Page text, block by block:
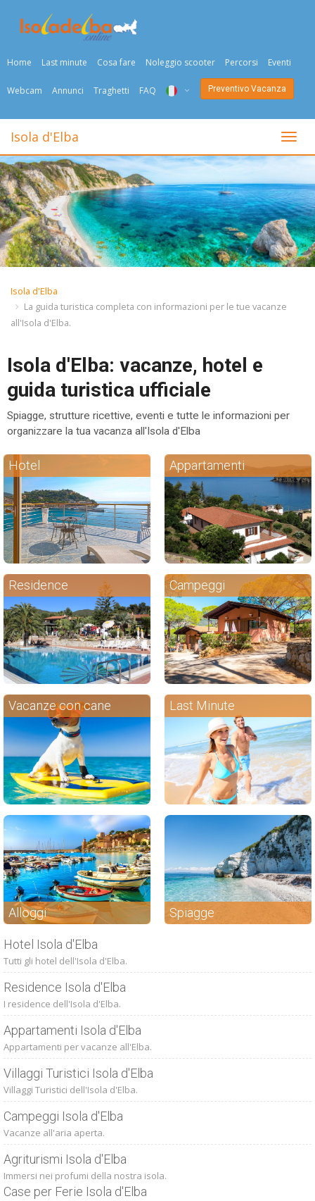
Home Last minute Cosa fare Noleggio scooter Percorsi Eventi
Webcam Annunci Traghetti FAQ
ENG
DEU
NED
FRA
DAN
SLO
Preventivo Vacanza
Togli
Isola d'Elba
Isola d'Elba
La guida turistica completa con informazioni per le tue vacanze
all'Isola d'Elba.
Isola d'Elba: vacanze, hotel e
guida turistica ufficiale
Spiagge, strutture ricettive, eventi e tutte le informazioni per
organizzare la tua vacanza all'Isola d'Elba
Hotel Appartamenti
Residence Campeggi
Vacanze con cane Last Minute
Alloggi Spiagge
Hotel Isola d'Elba
Tutti gli hotel dell'Isola d'Elba.
Residence Isola d'Elba
I residence dell'Isola d'Elba.
Appartamenti Isola d'Elba
Appartamenti per vacanze all'Elba.
Villaggi Turistici Isola d'Elba
Villaggi Turistici dell'Isola d'Elba.
Campeggi Isola d'Elba
Vacanze all'aria aperta.
Agriturismi Isola d'Elba
Immersi nei profumi della nostra isola.
Case per Ferie Isola d'Elba